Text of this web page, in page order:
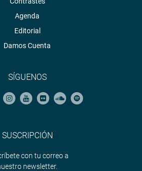
Agenda
Editorial
Damos Cuenta
SÍGUENOS
SUSCRIPCIÓN
con tu correo a
newsletter.